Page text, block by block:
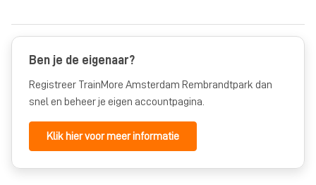
Ben je de eigenaar?
Registreer TrainMore Amsterdam Rembrandtpark dan
snel en beheer je eigen accountpagina.
Klik hier voor meer informatie